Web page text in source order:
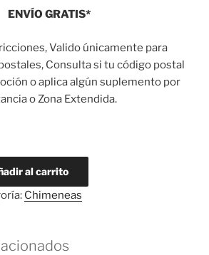
ENVÍO GRATIS*
Valido únicamente para
Consulta si tu código postal
o aplica algún suplemento por
o Zona Extendida.
al carrito
Chimeneas